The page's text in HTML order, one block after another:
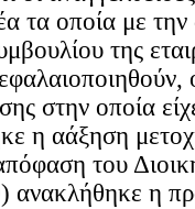
τα οποία με
της
στην οποία
η αάξηση
του
ανακλήθηκε η